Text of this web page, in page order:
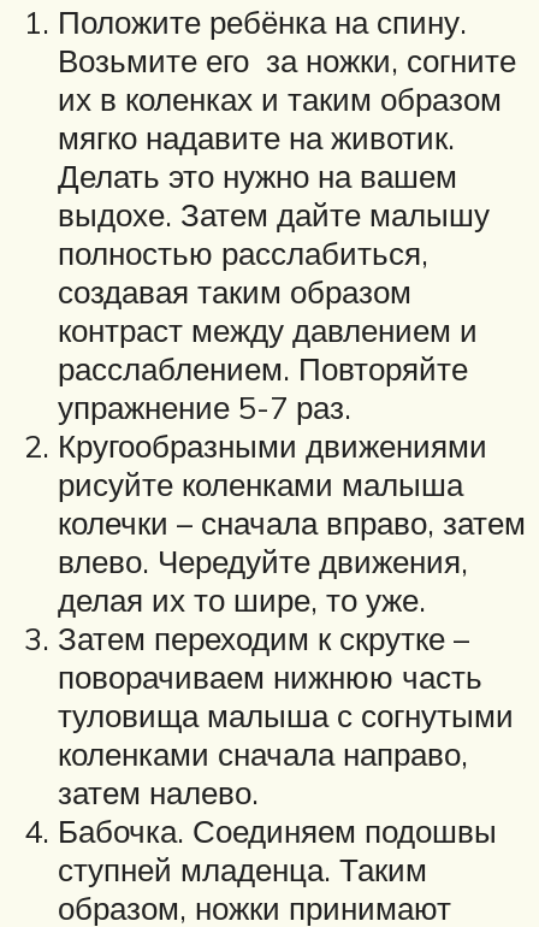
Положите ребёнка на спину.
Возьмите его за ножки, согните
их в коленках и таким образом
мягко надавите на животик.
Делать это нужно на вашем
выдохе. Затем дайте малышу
полностью расслабиться,
создавая таким образом
контраст между давлением и
расслаблением. Повторяйте
упражнение 5-7 раз.
Кругообразными движениями
рисуйте коленками малыша
колечки – сначала вправо, затем
влево. Чередуйте движения,
делая их то шире, то уже.
Затем переходим к скрутке –
поворачиваем нижнюю часть
туловища малыша с согнутыми
коленками сначала направо,
затем налево.
Бабочка. Соединяем подошвы
ступней младенца. Таким
образом, ножки принимают